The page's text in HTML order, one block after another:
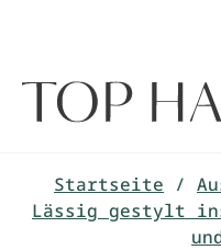
Startseite /
Lässig gestylt